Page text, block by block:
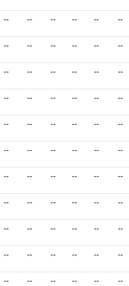
-- -- -- -- -- --
-- -- -- -- -- --
-- -- -- -- -- --
-- -- -- -- -- --
-- -- -- -- -- --
-- -- -- -- -- --
-- -- -- -- -- --
-- -- -- -- -- --
-- -- -- -- -- --
-- -- -- -- -- --
-- -- -- -- -- --